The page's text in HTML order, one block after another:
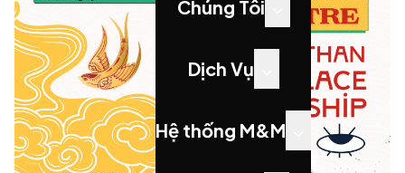
Chúng Tôi
Dịch Vụ
Hệ thống M&M